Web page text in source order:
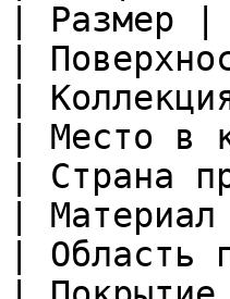
| Размер |
|
|
| Место в
| Страна
|
| Область